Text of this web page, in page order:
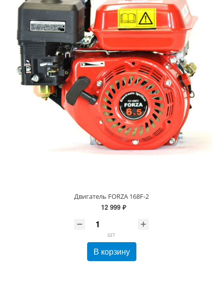
Двигатель FORZA 168F-2
12 999 ₽
шт
В корзину